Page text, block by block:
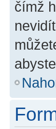
čímž